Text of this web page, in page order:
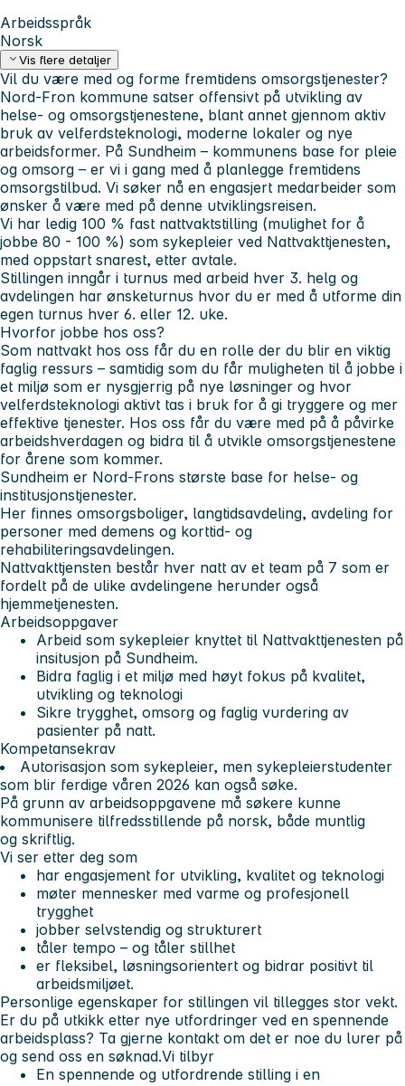
Arbeidsspråk
Norsk
Vis flere detaljer
Vil du være med og forme fremtidens omsorgstjenester?
Nord-Fron kommune satser offensivt på utvikling av
helse- og omsorgstjenestene, blant annet gjennom aktiv
bruk av velferdsteknologi, moderne lokaler og nye
arbeidsformer. På Sundheim – kommunens base for pleie
og omsorg – er vi i gang med å planlegge fremtidens
omsorgstilbud. Vi søker nå en engasjert medarbeider som
ønsker å være med på denne utviklingsreisen.
Vi har ledig 100 % fast nattvaktstilling (mulighet for å
jobbe 80 - 100 %) som sykepleier ved Nattvakttjenesten,
med oppstart snarest, etter avtale.
Stillingen inngår i turnus med arbeid hver 3. helg og
avdelingen har ønsketurnus hvor du er med å utforme din
egen turnus hver 6. eller 12. uke.
Hvorfor jobbe hos oss?
Som nattvakt hos oss får du en rolle der du blir en viktig
faglig ressurs – samtidig som du får muligheten til å jobbe i
et miljø som er nysgjerrig på nye løsninger og hvor
velferdsteknologi aktivt tas i bruk for å gi tryggere og mer
effektive tjenester. Hos oss får du være med på å påvirke
arbeidshverdagen og bidra til å utvikle omsorgstjenestene
for årene som kommer.
Sundheim er Nord-Frons største base for helse- og
institusjonstjenester.
Her finnes omsorgsboliger, langtidsavdeling, avdeling for
personer med demens og korttid- og
rehabiliteringsavdelingen.
Nattvakttjensten består hver natt av et team på 7 som er
fordelt på de ulike avdelingene herunder også
hjemmetjenesten.
Arbeidsoppgaver
Arbeid som sykepleier knyttet til Nattvakttjenesten på
insitusjon på Sundheim.
Bidra faglig i et miljø med høyt fokus på kvalitet,
utvikling og teknologi
Sikre trygghet, omsorg og faglig vurdering av
pasienter på natt.
Kompetansekrav
Autorisasjon som sykepleier, men sykepleierstudenter
som blir ferdige våren 2026 kan også søke.
På grunn av arbeidsoppgavene må søkere kunne
kommunisere tilfredsstillende på norsk, både muntlig
og skriftlig.
Vi ser etter deg som
har engasjement for utvikling, kvalitet og teknologi
møter mennesker med varme og profesjonell
trygghet
jobber selvstendig og strukturert
tåler tempo – og tåler stillhet
er fleksibel, løsningsorientert og bidrar positivt til
arbeidsmiljøet.
Personlige egenskaper for stillingen vil tillegges stor vekt.
Er du på utkikk etter nye utfordringer ved en spennende
arbeidsplass? Ta gjerne kontakt om det er noe du lurer på
og send oss en søknad.Vi tilbyr
En spennende og utfordrende stilling i en